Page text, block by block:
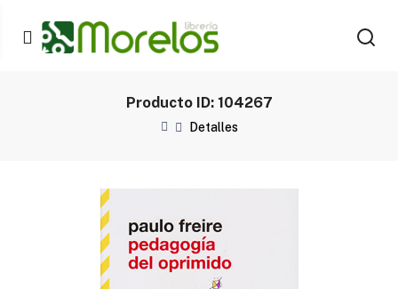
Producto ID: 104267
Detalles